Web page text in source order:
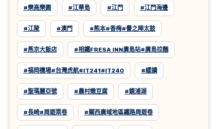
#樂高樂園 #江華島 #江門 #江門海邊
#江陵 #澳門 #熊本#香梅#譽之陣太鼓
#燕京大飯店 #相鐵FRESA INN廣島站#廣島拉麵
#福岡機場#台灣虎航#IT241#IT240 #緩讀
#聖瑪麗亞號 #農村嫩豆腐 #鏡浦湖
#長崎#周遊票卷 #關西廣域地區鐵路周遊卷